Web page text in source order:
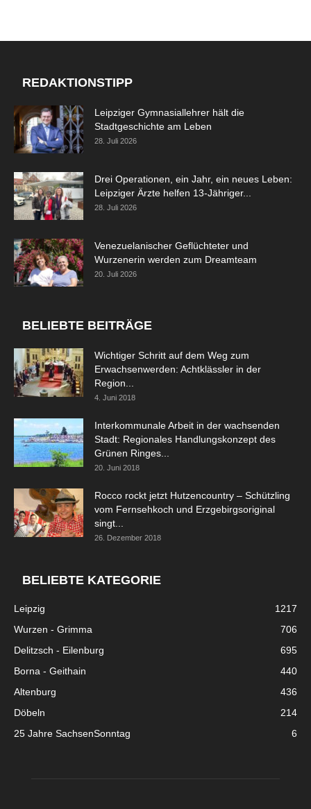
REDAKTIONSTIPP
Leipziger Gymnasiallehrer hält die
Stadtgeschichte am Leben
28. Juli 2026
Drei Operationen, ein Jahr, ein neues Leben:
Leipziger Ärzte helfen 13-Jähriger...
28. Juli 2026
Venezuelanischer Geflüchteter und
Wurzenerin werden zum Dreamteam
20. Juli 2026
BELIEBTE BEITRÄGE
Wichtiger Schritt auf dem Weg zum
Erwachsenwerden: Achtklässler in der
Region...
4. Juni 2018
Interkommunale Arbeit in der wachsenden
Stadt: Regionales Handlungskonzept des
Grünen Ringes...
20. Juni 2018
Rocco rockt jetzt Hutzencountry – Schützling
vom Fernsehkoch und Erzgebirgsoriginal
singt...
26. Dezember 2018
BELIEBTE KATEGORIE
Leipzig
1217
Wurzen - Grimma
706
Delitzsch - Eilenburg
695
Borna - Geithain
440
Altenburg
436
Döbeln
214
25 Jahre SachsenSonntag
6